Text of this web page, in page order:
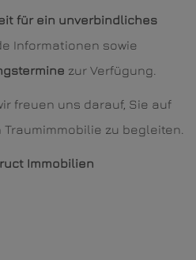
für ein unverbindliches
Informationen sowie
zur Verfügung.
freuen uns darauf, Sie auf
zu begleiten.
Immobilien